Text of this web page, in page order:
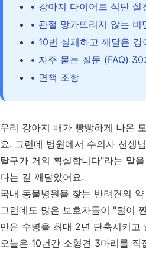
• 강아지 다이어트 식단 실
• 관절 망가뜨리지 않는 비
• 10번 실패하고 깨달은
• 자주 묻는 질문 (FAQ) 30
• 면책 조항
우리 강아지 배가 빵빵하게 나온
요. 그런데 병원에서 수의사 선생
탈구가 거의 확실합니다"라는 말
다는 걸 깨달았어요.
국내 동물병원을 찾는 반려견의
그런데도 많은 보호자들이 "털이
만은 수명을 최대 2년 단축시키고
오늘은 10년간 소형견 3마리를